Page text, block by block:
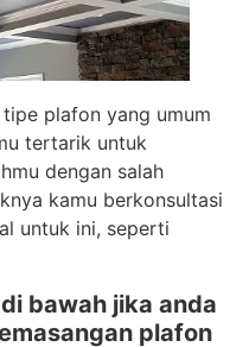
plafon yang umum
tertarik untuk
dengan salah
kamu berkonsultasi
untuk ini, seperti
bawah jika anda
plafon